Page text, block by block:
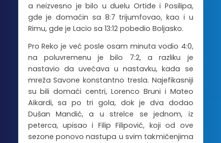
a neizvesno je bilo u duelu Ortiđe i Posilipa,
gde je domaćin sa 8:7 trijumfovao, kao i u
Rimu, gde je Lacio sa 13:12 pobedio Boljasko.
Pro Reko je već posle osam minuta vodio 4:0,
na poluvremenu je bilo 7:2, a razliku je
nastavio da uvećava u nastavku, kada se
mreža Savone konstantno tresla. Najefikasniji
su bili domaći centri, Lorenco Bruni i Mateo
Aikardi, sa po tri gola, dok je dva dodao
Dušan Mandić, a u strelce se jednom, iz
peterca, upisao i Filip Filipović, koji od ove
sezone ponovo nastupa u svim takmičenjima